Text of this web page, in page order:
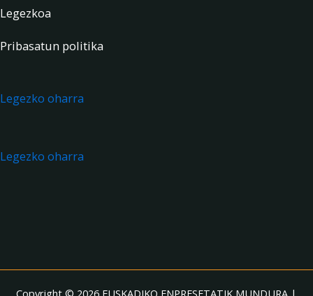
Legezkoa
Pribasatun politika
Legezko oharra
Legezko oharra
Copyright © 2026 EUSKADIKO ENPRESETATIK MUNDURA |